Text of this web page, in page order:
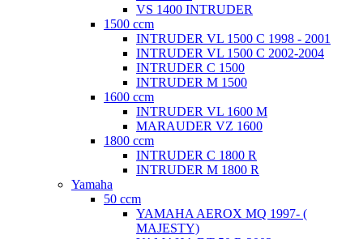
VS 1400 INTRUDER
1500 ccm
INTRUDER VL 1500 C 1998 - 2001
INTRUDER VL 1500 C 2002-2004
INTRUDER C 1500
INTRUDER M 1500
1600 ccm
INTRUDER VL 1600 M
MARAUDER VZ 1600
1800 ccm
INTRUDER C 1800 R
INTRUDER M 1800 R
Yamaha
50 ccm
YAMAHA AEROX MQ 1997- (
MAJESTY)